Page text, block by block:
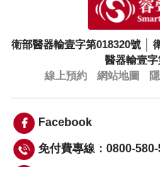
衛部醫器輸壹字第018320號
醫器輸壹
線上預約
網站地圖
Facebook
免付費專線：0800-